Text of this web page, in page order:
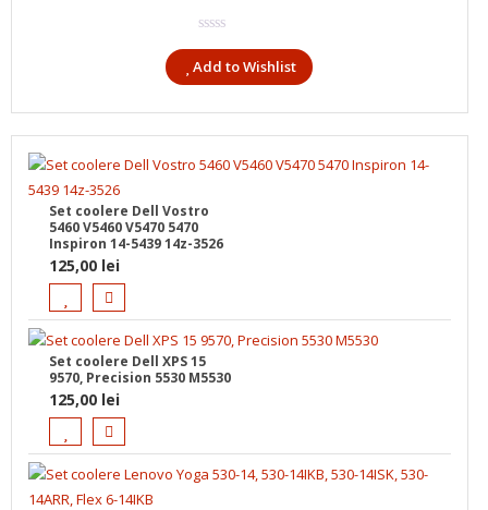
Add to Wishlist
Set coolere Dell Vostro
5460 V5460 V5470 5470
Inspiron 14-5439 14z-3526
125,00 lei
Set coolere Dell XPS 15
9570, Precision 5530 M5530
125,00 lei